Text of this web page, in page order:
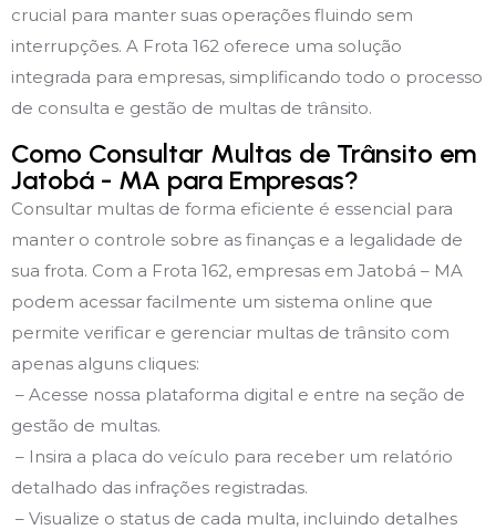
crucial para manter suas operações fluindo sem
interrupções. A Frota 162 oferece uma solução
integrada para empresas, simplificando todo o processo
de consulta e gestão de multas de trânsito.
Como Consultar Multas de Trânsito em
Jatobá - MA para Empresas?
Consultar multas de forma eficiente é essencial para
manter o controle sobre as finanças e a legalidade de
sua frota. Com a Frota 162, empresas em Jatobá – MA
podem acessar facilmente um sistema online que
permite verificar e gerenciar multas de trânsito com
apenas alguns cliques:
– Acesse nossa plataforma digital e entre na seção de
gestão de multas.
– Insira a placa do veículo para receber um relatório
detalhado das infrações registradas.
– Visualize o status de cada multa, incluindo detalhes